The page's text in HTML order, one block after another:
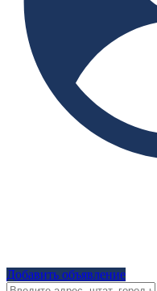
Добавить объявление